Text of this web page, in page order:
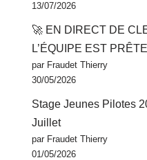
13/07/2026
🚀 EN DIRECT DE
L’ÉQUIPE EST
par Fraudet Thierry
30/05/2026
Stage Jeunes Pilotes
Juillet
par Fraudet Thierry
01/05/2026